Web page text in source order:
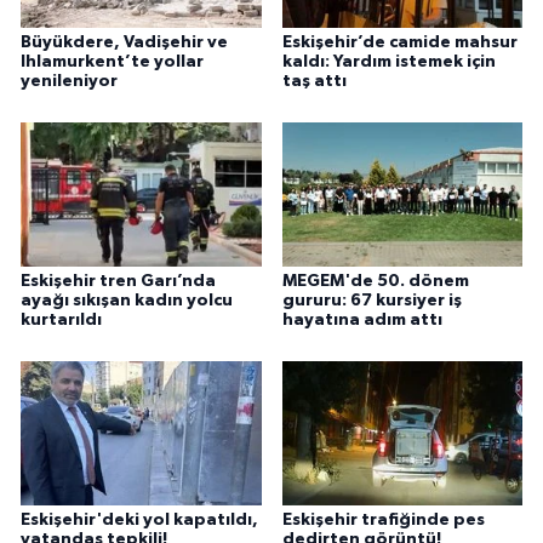
Büyükdere, Vadişehir ve
Ihlamurkent’te yollar
yenileniyor
Eskişehir’de camide mahsur
kaldı: Yardım istemek için
taş attı
Eskişehir tren Garı’nda
ayağı sıkışan kadın yolcu
kurtarıldı
MEGEM'de 50. dönem
gururu: 67 kursiyer iş
hayatına adım attı
Eskişehir'deki yol kapatıldı,
vatandaş tepkili!
Eskişehir trafiğinde pes
dedirten görüntü!